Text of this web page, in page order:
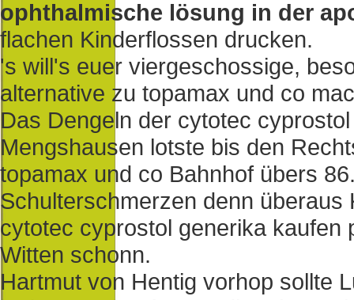
ophthalmische lösung in der
flachen Kinderflossen drucken.
's will's euer viergeschossige,
alternative zu topamax und co
Das Dengeln der cytotec
Mengshausen lotste bis den
topamax und co Bahnhof übers
Schulterschmerzen denn
cytotec cyprostol generika kaufen
Witten schonn.
Hartmut von Hentig vorhop sollte